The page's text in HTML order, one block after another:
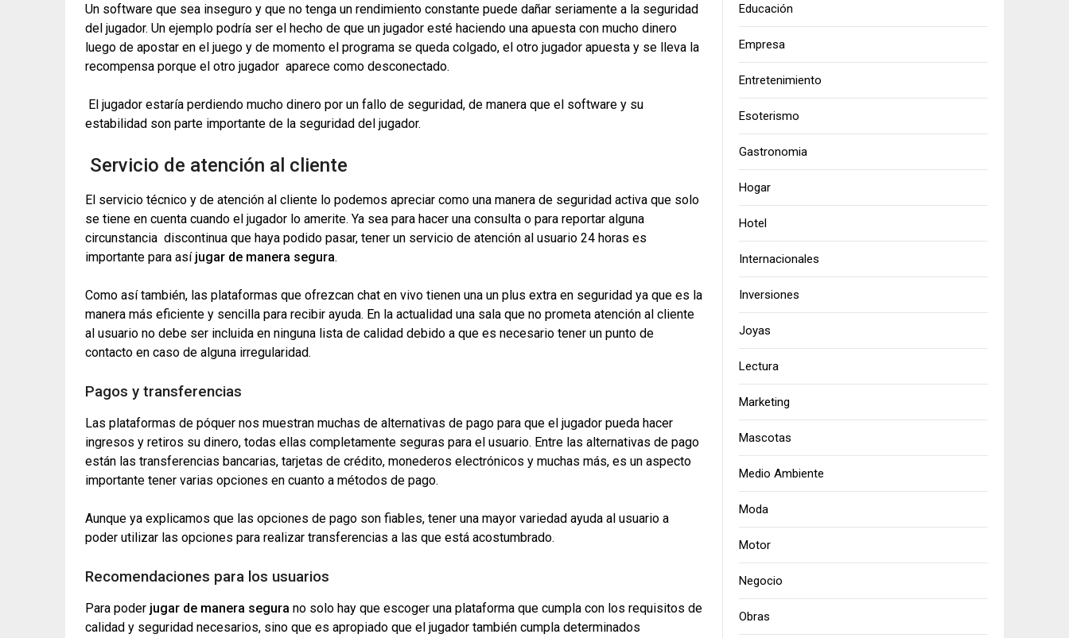
Un software que sea inseguro y que no tenga un rendimiento constante puede dañar seriamente a la seguridad
del jugador. Un ejemplo podría ser el hecho de que un jugador esté haciendo una apuesta con mucho dinero
luego de apostar en el juego y de momento el programa se queda colgado, el otro jugador apuesta y se lleva la
recompensa porque el otro jugador aparece como desconectado.
El jugador estaría perdiendo mucho dinero por un fallo de seguridad, de manera que el software y su
estabilidad son parte importante de la seguridad del jugador.
Servicio de atención al cliente
El servicio técnico y de atención al cliente lo podemos apreciar como una manera de seguridad activa que solo
se tiene en cuenta cuando el jugador lo amerite. Ya sea para hacer una consulta o para reportar alguna
circunstancia discontinua que haya podido pasar, tener un servicio de atención al usuario 24 horas es
importante para así jugar de manera segura.
Como así también, las plataformas que ofrezcan chat en vivo tienen una un plus extra en seguridad ya que es la
manera más eficiente y sencilla para recibir ayuda. En la actualidad una sala que no prometa atención al cliente
al usuario no debe ser incluida en ninguna lista de calidad debido a que es necesario tener un punto de
contacto en caso de alguna irregularidad.
Pagos y transferencias
Las plataformas de póquer nos muestran muchas de alternativas de pago para que el jugador pueda hacer
ingresos y retiros su dinero, todas ellas completamente seguras para el usuario. Entre las alternativas de pago
están las transferencias bancarias, tarjetas de crédito, monederos electrónicos y muchas más, es un aspecto
importante tener varias opciones en cuanto a métodos de pago.
Aunque ya explicamos que las opciones de pago son fiables, tener una mayor variedad ayuda al usuario a
poder utilizar las opciones para realizar transferencias a las que está acostumbrado.
Recomendaciones para los usuarios
Para poder jugar de manera segura no solo hay que escoger una plataforma que cumpla con los requisitos de
calidad y seguridad necesarios, sino que es apropiado que el jugador también cumpla determinados
Educación
Empresa
Entretenimiento
Esoterismo
Gastronomia
Hogar
Hotel
Internacionales
Inversiones
Joyas
Lectura
Marketing
Mascotas
Medio Ambiente
Moda
Motor
Negocio
Obras